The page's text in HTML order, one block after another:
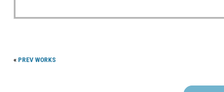
« PREV WORKS